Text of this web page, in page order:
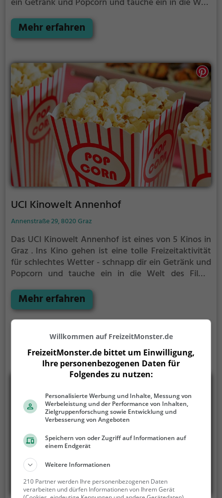
Öffnungszeiten, sowie Tickets findest du auf der
Website.
Mehr erfahren
UCI Kinowelt Annenhof
Annenstraße 29, 8020 Graz
Das UCI Kinowelt Annenhof ist eines von 5 Kinos in
Graz . Ins Kino gehen ist eine tolle Freizeitaktivität
für schlechtes Wetter - schnapp dir ein Getränk und
Popcorn und tauche ein in die Welt des Films.
Öffnungszeiten, sowie Tickets findest du auf der
Website.
Mehr erfahren
Willkommen auf FreizeitMonster.de
FreizeitMonster.de bittet um Einwilligung,
Ihre personenbezogenen Daten für
Folgendes zu nutzen:
Personalisierte Werbung und Inhalte, Messung von
Werbeleistung und der Performance von Inhalten,
Zielgruppenforschung sowie Entwicklung und
Verbesserung von Angeboten
Speichern von oder Zugriff auf Informationen auf
einem Endgerät
Weitere Informationen
210 Partner werden Ihre personenbezogenen Daten
verarbeiten und dürfen Informationen von Ihrem Gerät